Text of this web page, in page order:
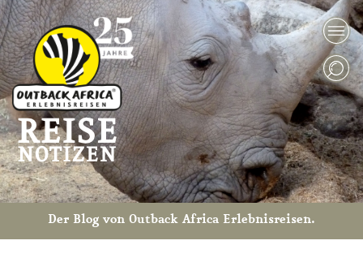
Der Blog von Outback Africa Erlebnisreisen.